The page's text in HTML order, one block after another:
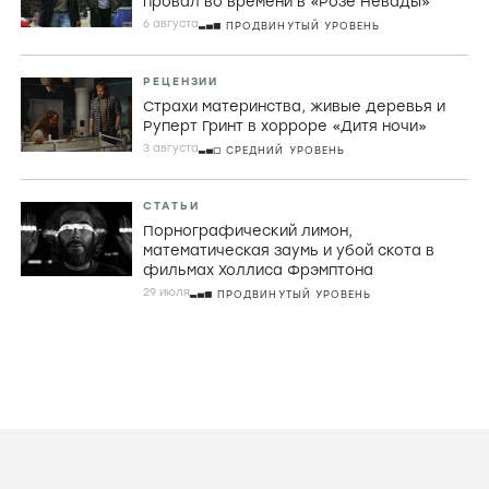
СТАТЬИ
Искусство быть идиоткой. Как Дайан
Морган продолжает последнюю
великую традицию британской
комедии
7 АВГУСТА НАЧАЛЬНЫЙ УРОВЕНЬ
РЕЦЕНЗИИ
Джордж МакКей, корнуоллские рыбаки и
провал во времени в «Розе Невады»
6 августа ПРОДВИНУТЫЙ УРОВЕНЬ